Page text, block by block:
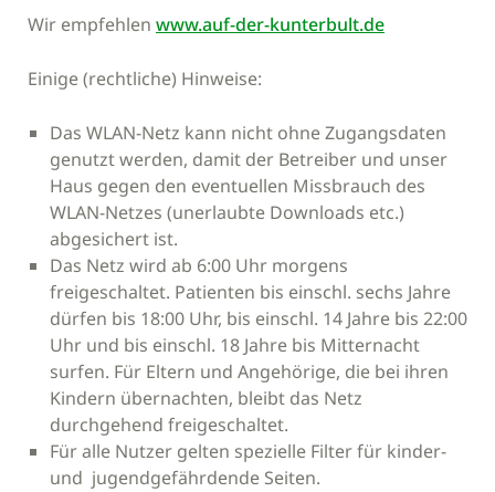
Wir empfehlen www.auf-der-kunterbult.de
Einige (rechtliche) Hinweise:
Das WLAN-Netz kann nicht ohne Zugangsdaten
genutzt werden, damit der Betreiber und unser
Haus gegen den eventuellen Missbrauch des
WLAN-Netzes (unerlaubte Downloads etc.)
abgesichert ist.
Das Netz wird ab 6:00 Uhr morgens
freigeschaltet. Patienten bis einschl. sechs Jahre
dürfen bis 18:00 Uhr, bis einschl. 14 Jahre bis 22:00
Uhr und bis einschl. 18 Jahre bis Mitternacht
surfen. Für Eltern und Angehörige, die bei ihren
Kindern übernachten, bleibt das Netz
durchgehend freigeschaltet.
Für alle Nutzer gelten spezielle Filter für kinder-
und jugendgefährdende Seiten.